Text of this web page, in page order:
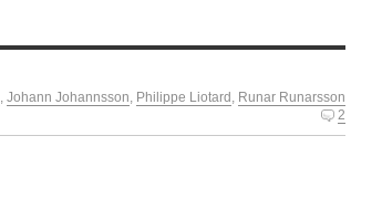
Johann Johannsson Philippe Liotard Runar Runarsson
2